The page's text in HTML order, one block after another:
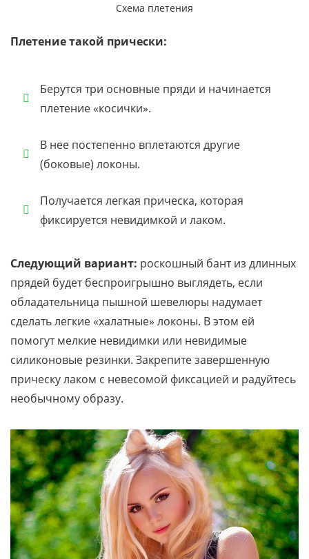
Схема плетения
Плетение такой прически:
Берутся три основные пряди и начинается
плетение «косички».
В нее постепенно вплетаются другие
(боковые) локоны.
Получается легкая прическа, которая
фиксируется невидимкой и лаком.
Следующий вариант: роскошный бант из длинных
прядей будет беспроигрышно выглядеть, если
обладательница пышной шевелюры надумает
сделать легкие «халатные» локоны. В этом ей
помогут мелкие невидимки или невидимые
силиконовые резинки. Закрепите завершенную
прическу лаком с невесомой фиксацией и радуйтесь
необычному образу.